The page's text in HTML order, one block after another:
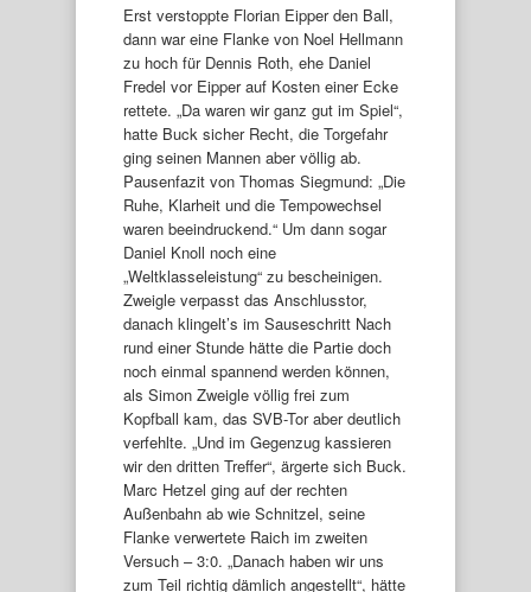
Erst verstoppte Florian Eipper den Ball,
dann war eine Flanke von Noel Hellmann
zu hoch für Dennis Roth, ehe Daniel
Fredel vor Eipper auf Kosten einer Ecke
rettete. „Da waren wir ganz gut im Spiel“,
hatte Buck sicher Recht, die Torgefahr
ging seinen Mannen aber völlig ab.
Pausenfazit von Thomas Siegmund: „Die
Ruhe, Klarheit und die Tempowechsel
waren beeindruckend.“ Um dann sogar
Daniel Knoll noch eine
„Weltklasseleistung“ zu bescheinigen.
Zweigle verpasst das Anschlusstor,
danach klingelt’s im Sauseschritt Nach
rund einer Stunde hätte die Partie doch
noch einmal spannend werden können,
als Simon Zweigle völlig frei zum
Kopfball kam, das SVB-Tor aber deutlich
verfehlte. „Und im Gegenzug kassieren
wir den dritten Treffer“, ärgerte sich Buck.
Marc Hetzel ging auf der rechten
Außenbahn ab wie Schnitzel, seine
Flanke verwertete Raich im zweiten
Versuch – 3:0. „Danach haben wir uns
zum Teil richtig dämlich angestellt“, hätte